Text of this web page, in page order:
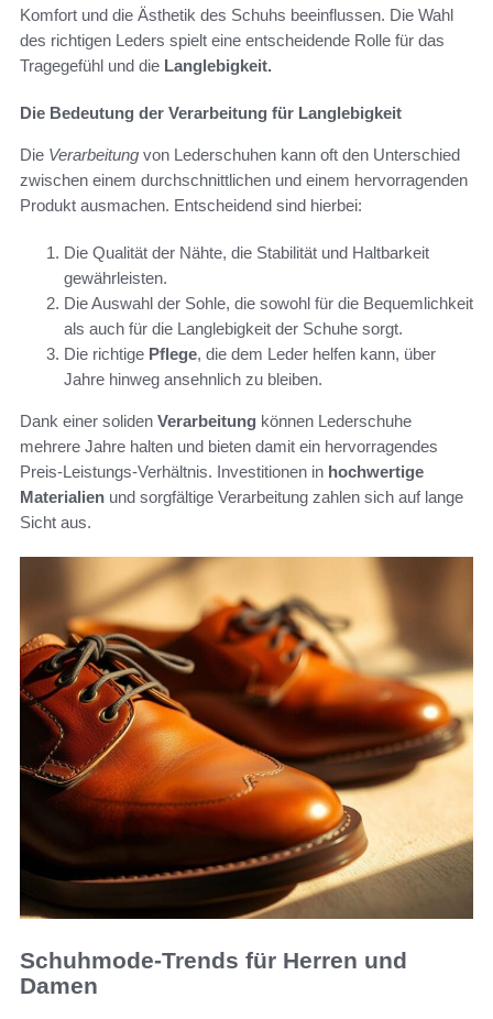
Komfort und die Ästhetik des Schuhs beeinflussen. Die Wahl
des richtigen Leders spielt eine entscheidende Rolle für das
Tragegefühl und die Langlebigkeit.
Die Bedeutung der Verarbeitung für Langlebigkeit
Die Verarbeitung von Lederschuhen kann oft den Unterschied
zwischen einem durchschnittlichen und einem hervorragenden
Produkt ausmachen. Entscheidend sind hierbei:
Die Qualität der Nähte, die Stabilität und Haltbarkeit
gewährleisten.
Die Auswahl der Sohle, die sowohl für die Bequemlichkeit
als auch für die Langlebigkeit der Schuhe sorgt.
Die richtige Pflege, die dem Leder helfen kann, über
Jahre hinweg ansehnlich zu bleiben.
Dank einer soliden Verarbeitung können Lederschuhe
mehrere Jahre halten und bieten damit ein hervorragendes
Preis-Leistungs-Verhältnis. Investitionen in hochwertige
Materialien und sorgfältige Verarbeitung zahlen sich auf lange
Sicht aus.
Schuhmode-Trends für Herren und
Damen